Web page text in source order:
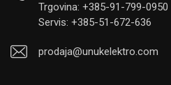
Trgovina: +385-91-799-0950
Servis: +385-51-672-636
prodaja@unukelektro.com